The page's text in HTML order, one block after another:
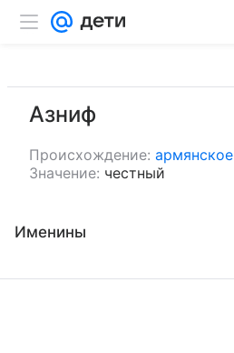
Азниф
Происхождение: армянское
Значение: честный
Именины